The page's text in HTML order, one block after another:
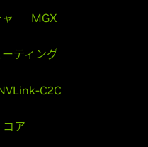
MGX
ティング
C2C
ア